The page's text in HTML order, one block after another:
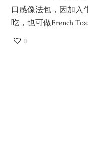
口感像法包，因加入
吃，也可做French
0